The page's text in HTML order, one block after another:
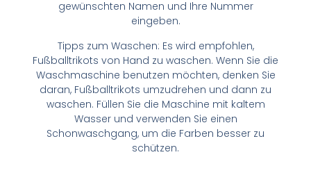
gewünschten Namen und Ihre Nummer
eingeben.
Tipps zum Waschen: Es wird empfohlen,
Fußballtrikots von Hand zu waschen. Wenn Sie die
Waschmaschine benutzen möchten, denken Sie
daran, Fußballtrikots umzudrehen und dann zu
waschen. Füllen Sie die Maschine mit kaltem
Wasser und verwenden Sie einen
Schonwaschgang, um die Farben besser zu
schützen.